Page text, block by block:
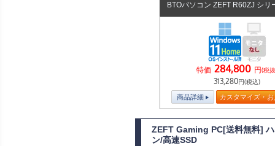
BTOパソコン ZEFT R60ZJ シリ
特価 284,800 円(税
313,280円(税込)
商品詳細 カスタマイズ・
ZEFT Gaming PC[送料無料]
ン/高速SSD